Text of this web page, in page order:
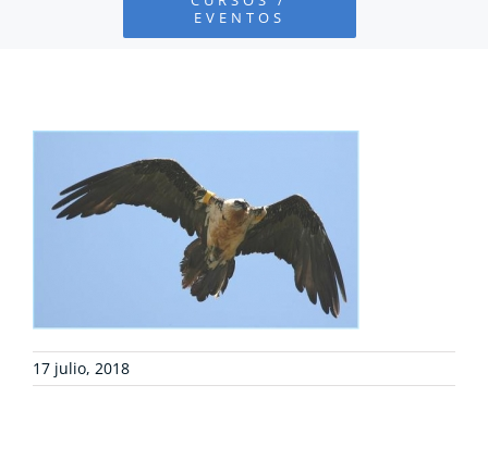
COLABORA
NOTICIAS
EVENTOS
17 julio, 2018